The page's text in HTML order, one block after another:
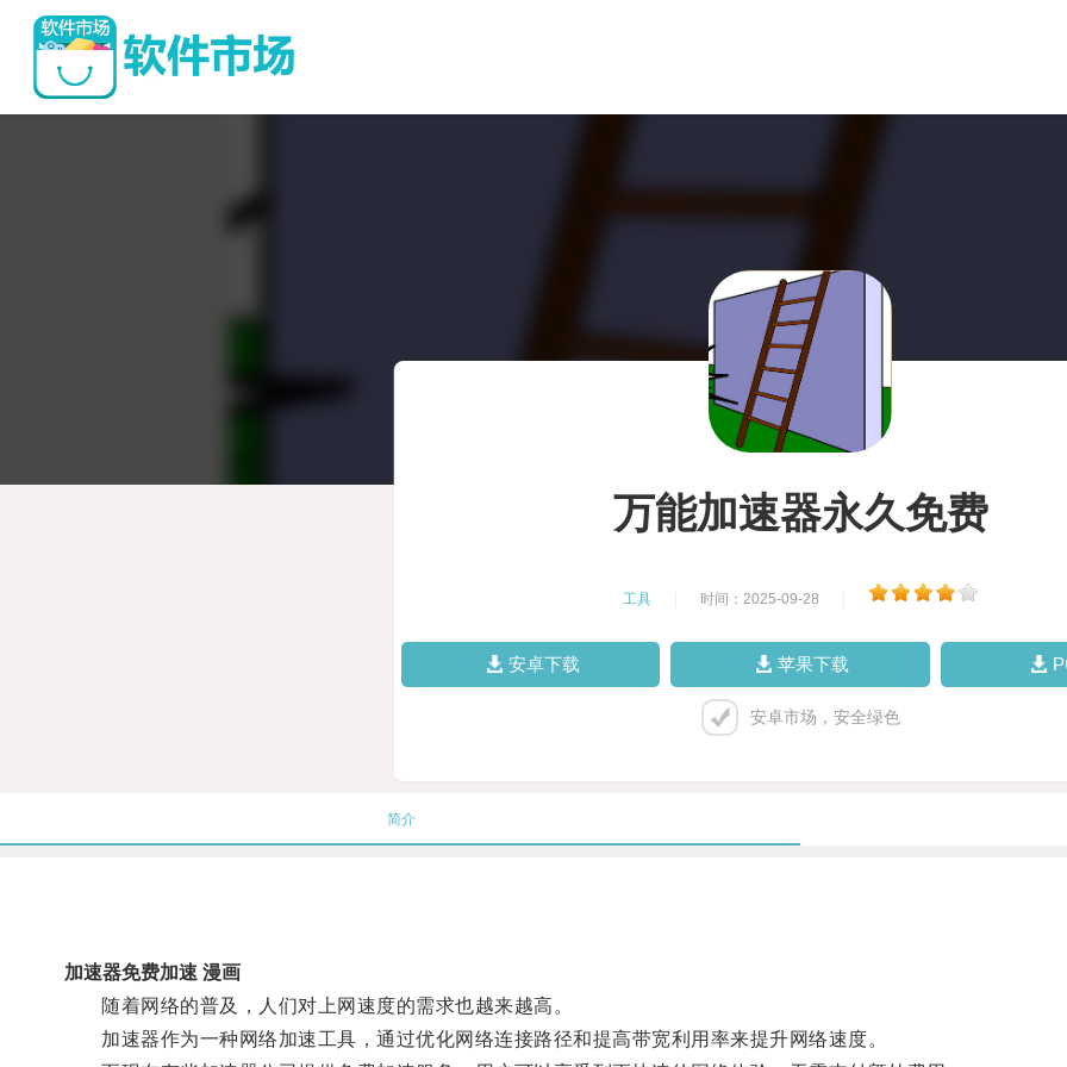
万能加速器永久免费
工具 时间：2025-09-28
安卓下载 苹果下载
安卓市场，安全绿色
简介
加速器免费加速 漫画
随着网络的普及，人们对上网速度的需求也越来越高。
加速器作为一种网络加速工具，通过优化网络连接路径和提高带宽利用率来提升网络速度。